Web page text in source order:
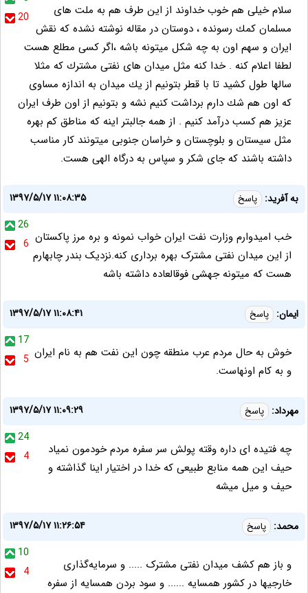
20
سلام خيلى هم خوب خداوند از اين طرف هم به ملت هاى
مسلمان كمك رسونده ، دوستان در مقاله نوشته نشده كه نقش
ايران و سهم اون به چه شكل ميتونه باشه ،اگر كسى مطلع هست
لطفا اعلام كنه . خدا كنه مثل ميدان هاى نفتى مشترك كه مثلا
سالها طول كشيد تا با قطر بتونيم از يك ميدان به اندازه مساوى
كه اون هم شك دارم برداشت كنيم نشه و بتونيم از اون طرف ايران
عزيز هم كسب درآمد كنيم . از همه جالبتر اينه كه مناطق كم بهره
مثل سيستان و بلوچستان و خراسان جنوبى ميتونند كار مناسب
داشته باشند كه جاى شكر و سپاس به درگاه الهى هست.
به آفرید: پاسخ
۱۳۹۷/۵/۱۷ ۱۱:۰۸:۳۵
26
6 خب امیدوارم وزارت نفت ایران خواب نمونه و بره مرز پاکستان
از این میدان نفتی مشترک بهره برداری کنه.نزدیک بندر چابهارم
هست که میتونه جهشی فوقالعاده داشته باشه
ایمان: پاسخ
۱۳۹۷/۵/۱۷ ۱۱:۰۸:۴۱
17
5 خوش به حال مردم عرب منطقه چون این نفت هم به نام ایران
و به کام اونهاست.
مهرداد: پاسخ
۱۳۹۷/۵/۱۷ ۱۱:۰۹:۲۹
24
4
چه فتیده ای داره وقته پولش سر سفره مردم خودمون نمیاد
حیف این همه منابع طبیعی که خدا در اختیار اینا گذاشته و
حیف و میل میشه
محمد: پاسخ
۱۳۹۷/۵/۱۷ ۱۱:۲۶:۵۴
10
4
و باز هم کشف میدان نفتی مشترک ..... و سرمایه‌گذاری
خارجیها در کشور همسایه ...... و سود بردن همسایه از سفره